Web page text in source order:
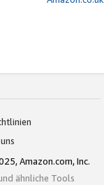
Amazon.com, Inc.
ähnliche Tools